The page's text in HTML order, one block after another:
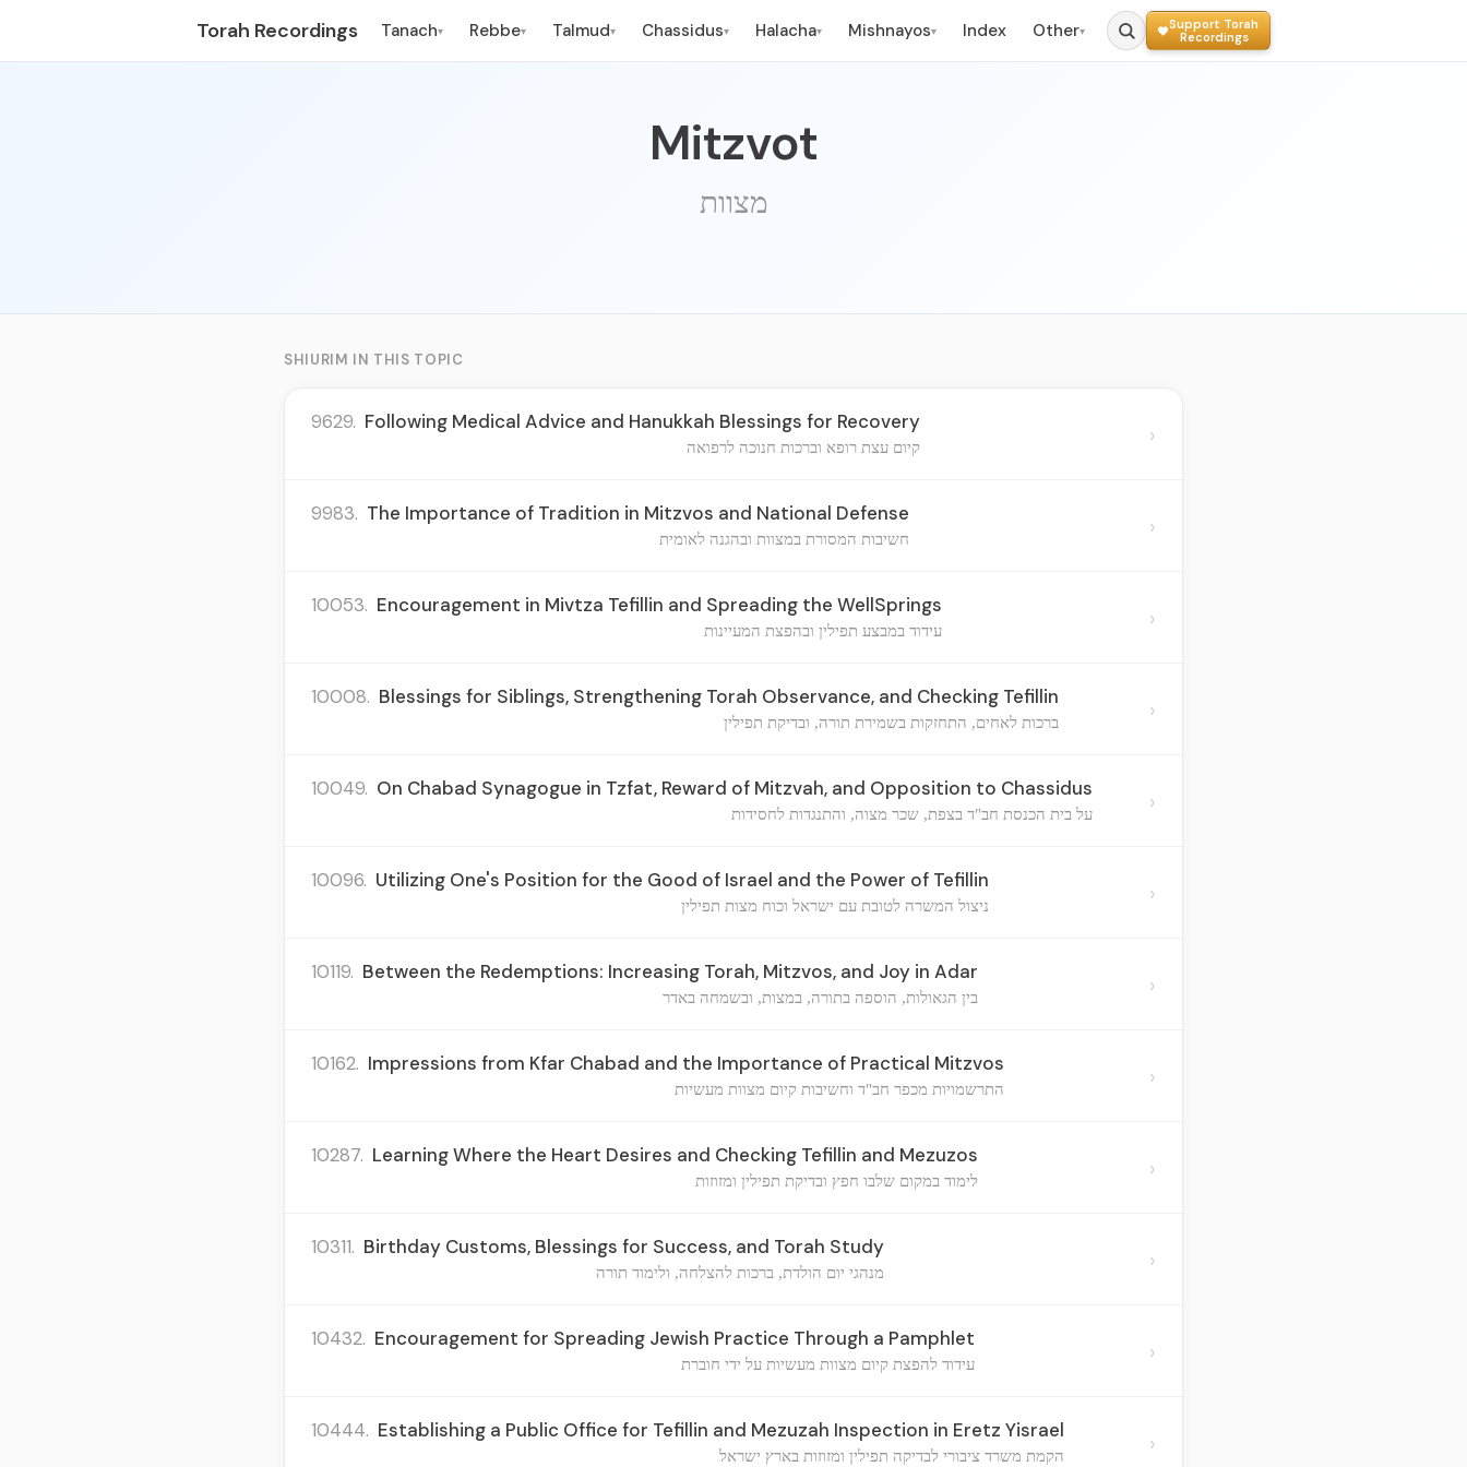
Torah Recordings Tanach▾ Rebbe▾ Talmud▾ Chassidus▾ Halacha▾ Mishnayos▾ Index Other▾
Support Torah
Recordings
Mitzvot
מצוות
SHIURIM IN THIS TOPIC
9629. Following Medical Advice and Hanukkah Blessings for Recovery
קיום עצת רופא וברכות חנוכה לרפואה ›
9983. The Importance of Tradition in Mitzvos and National Defense
חשיבות המסורת במצוות ובהגנה לאומית ›
10053. Encouragement in Mivtza Tefillin and Spreading the WellSprings
עידוד במבצע תפילין ובהפצת המעיינות ›
10008. Blessings for Siblings, Strengthening Torah Observance, and Checking Tefillin
ברכות לאחים, התחזקות בשמירת תורה, ובדיקת תפילין ›
10049. On Chabad Synagogue in Tzfat, Reward of Mitzvah, and Opposition to Chassidus
על בית הכנסת חב"ד בצפת, שכר מצוה, והתנגדות לחסידות ›
10096. Utilizing One's Position for the Good of Israel and the Power of Tefillin
ניצול המשרה לטובת עם ישראל וכוח מצות תפילין ›
10119. Between the Redemptions: Increasing Torah, Mitzvos, and Joy in Adar
בין הגאולות, הוספה בתורה, במצות, ובשמחה באדר ›
10162. Impressions from Kfar Chabad and the Importance of Practical Mitzvos
התרשמויות מכפר חב"ד וחשיבות קיום מצוות מעשיות ›
10287. Learning Where the Heart Desires and Checking Tefillin and Mezuzos
לימוד במקום שלבו חפץ ובדיקת תפילין ומזוזות ›
10311. Birthday Customs, Blessings for Success, and Torah Study
מנהגי יום הולדת, ברכות להצלחה, ולימוד תורה ›
10432. Encouragement for Spreading Jewish Practice Through a Pamphlet
עידוד להפצת קיום מצוות מעשיות על ידי חוברת ›
10444. Establishing a Public Office for Tefillin and Mezuzah Inspection in Eretz Yisrael
הקמת משרד ציבורי לבדיקה תפילין ומזוזות בארץ ישראל ›